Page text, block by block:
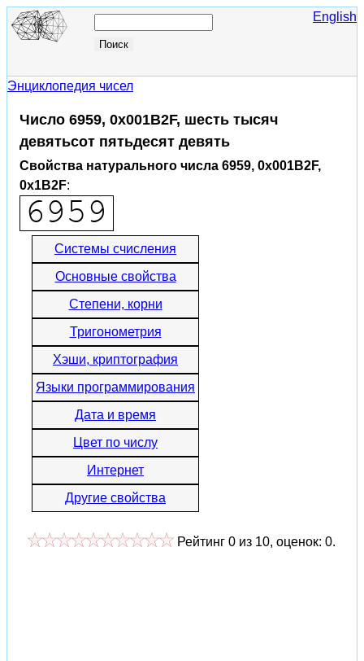
English
Энциклопедия чисел
Число 6959, 0x001B2F, шесть тысяч
девятьсот пятьдесят девять
Свойства натурального числа 6959, 0x001B2F,
0x1B2F:
Системы счисления
Основные свойства
Степени, корни
Тригонометрия
Хэши, криптография
Языки программирования
Дата и время
Цвет по числу
Интернет
Другие свойства
Рейтинг 0 из 10, оценок: 0.